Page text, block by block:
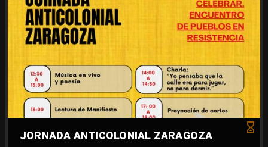
JORNADA ANTICOLONIAL ZARAGOZA